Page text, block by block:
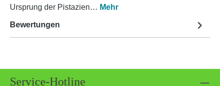
Ursprung der Pistazien… Mehr
Bewertungen
Service-Hotline